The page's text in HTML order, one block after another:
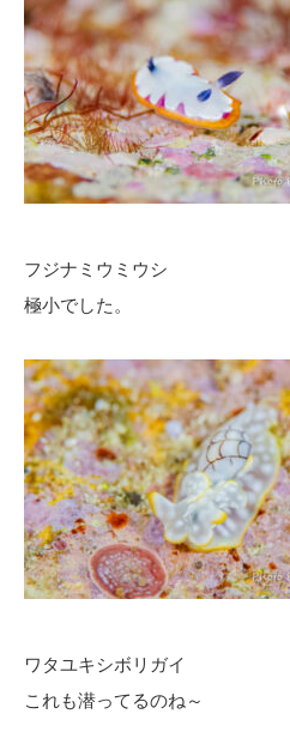
フジナミウミウシ
極小でした。
ワタユキシボリガイ
これも潜ってるのね～